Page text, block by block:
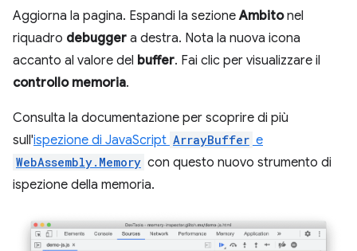
Aggiorna la pagina. Espandi la sezioneAmbitonel
riquadro debugger a destra. Nota la nuova icona
accanto al valore del buffer. Fai clic per visualizzare il
controllo memoria.
Consulta la documentazione per scoprire di più
sull'ispezione di JavaScript ArrayBuffer e
WebAssembly.Memory con questo nuovo strumento di
ispezione della memoria.